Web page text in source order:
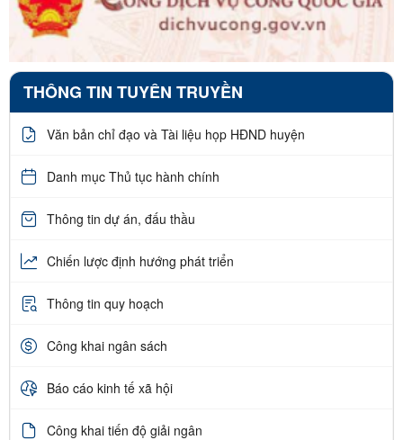
THÔNG TIN TUYÊN TRUYỀN
Văn bản chỉ đạo và Tài liệu họp HĐND huyện
Danh mục Thủ tục hành chính
Thông tin dự án, đấu thầu
Chiến lược định hướng phát triển
Thông tin quy hoạch
Công khai ngân sách
Báo cáo kinh tế xã hội
Công khai tiến độ giải ngân